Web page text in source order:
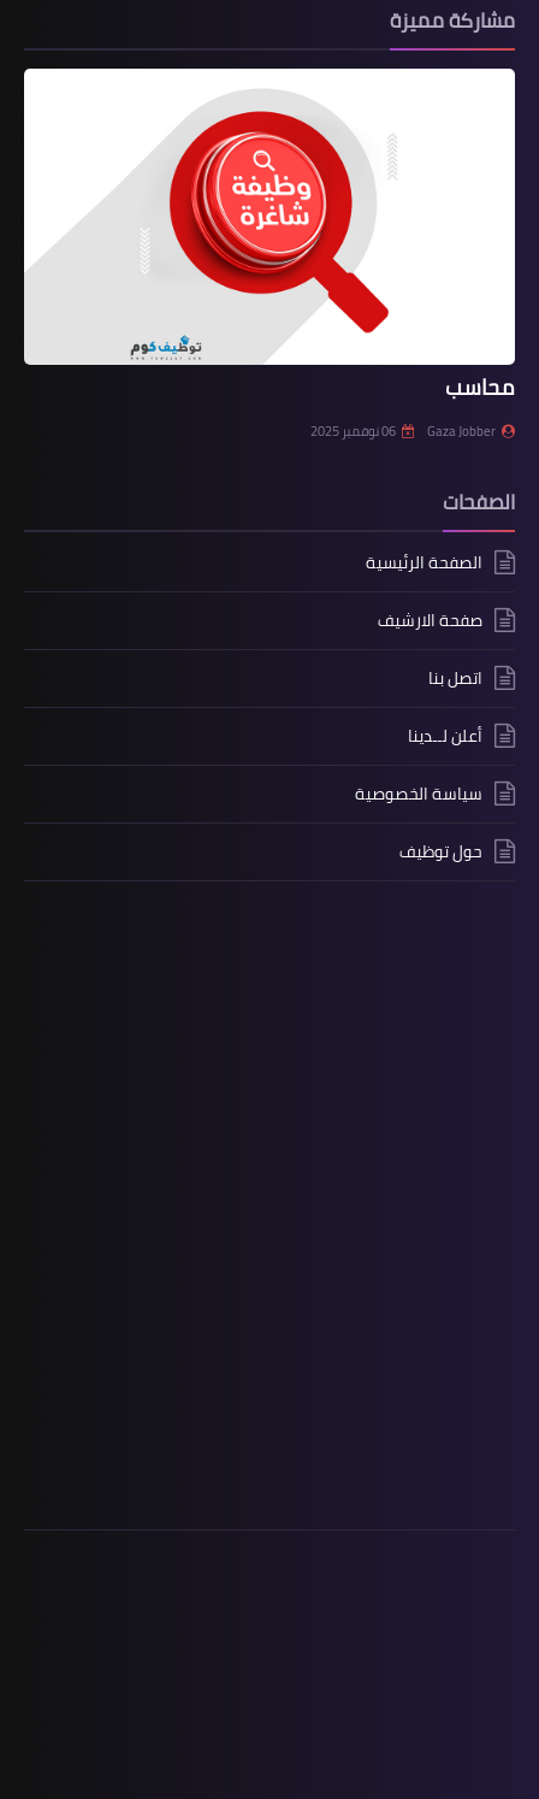
مشاركة مميزة
محاسب
Gaza Jobber 06 نوفمبر 2025
الصفحات
الصفحة الرئيسية
صفحة الارشيف
اتصل بنا
أعلن لــدينا
سياسة الخصوصية
حول توظيف